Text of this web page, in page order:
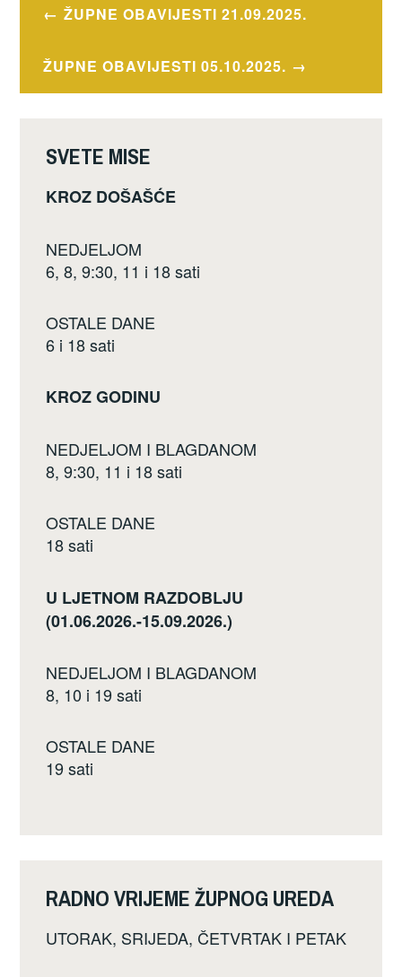
b
o
o
ŽUPNE OBAVIJESTI 21.09.2025.
ŽUPNE OBAVIJESTI 05.10.2025.
SVETE MISE
KROZ DOŠAŠĆE
NEDJELJOM
6, 8, 9:30, 11 i 18 sati
OSTALE DANE
6 i 18 sati
KROZ GODINU
NEDJELJOM I BLAGDANOM
8, 9:30, 11 i 18 sati
OSTALE DANE
18 sati
U LJETNOM RAZDOBLJU
(01.06.2026.-15.09.2026.)
NEDJELJOM I BLAGDANOM
8, 10 i 19 sati
OSTALE DANE
19 sati
RADNO VRIJEME ŽUPNOG UREDA
UTORAK, SRIJEDA, ČETVRTAK I PETAK